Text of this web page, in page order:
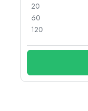
20
60
120